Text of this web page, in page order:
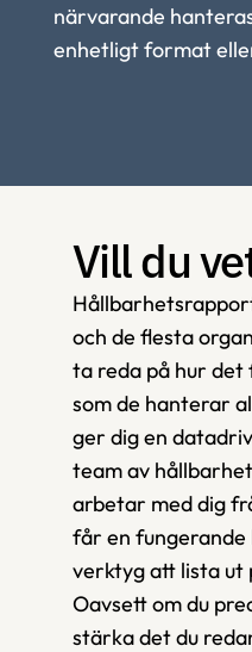
närvarande
enhetligt format
Vill du
och de flesta
ta reda på hur
som de hanterar
ger dig en
team av
arbetar med dig
får en fungerande
verktyg att lista ut
Oavsett om du
stärka det du